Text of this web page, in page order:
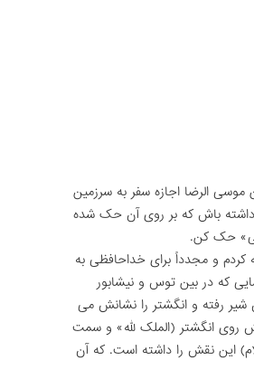
الرضا اجازه سفر به سرزمین
داشته باش که بر روى آن حک شده
على» حک کن.
کردم و مجدداً براى خداحافظى به
که در بین توس و نیشابور
شیر رفته و انگشتر را نشانش مى
روى انگشتر (الملک لله» و سمت
این نقش را داشته است. که آن